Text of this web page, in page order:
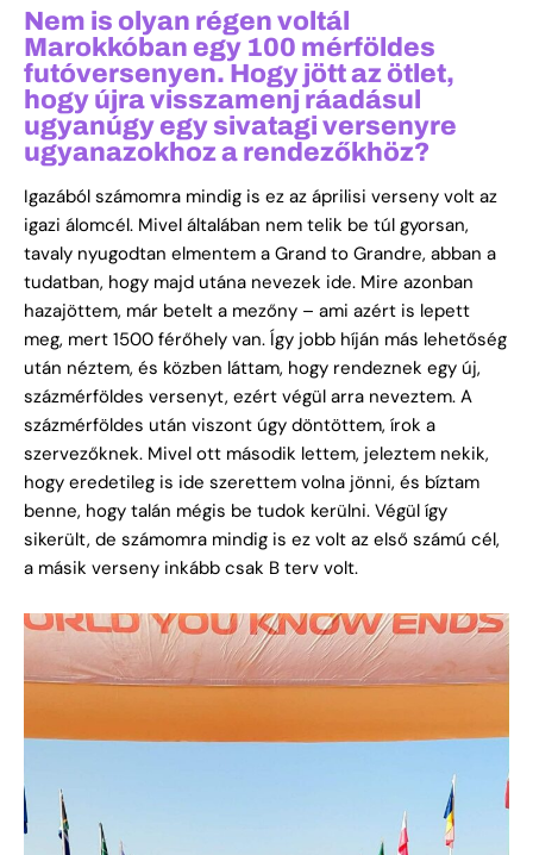
Nem is olyan régen voltál
Marokkóban egy 100 mérföldes
futóversenyen. Hogy jött az ötlet,
hogy újra visszamenj ráadásul
ugyanúgy egy sivatagi versenyre
ugyanazokhoz a rendezőkhöz?
Igazából számomra mindig is ez az áprilisi verseny volt az
igazi álomcél. Mivel általában nem telik be túl gyorsan,
tavaly nyugodtan elmentem a Grand to Grandre, abban a
tudatban, hogy majd utána nevezek ide. Mire azonban
hazajöttem, már betelt a mezőny – ami azért is lepett
meg, mert 1500 férőhely van. Így jobb híján más lehetőség
után néztem, és közben láttam, hogy rendeznek egy új,
százmérföldes versenyt, ezért végül arra neveztem. A
százmérföldes után viszont úgy döntöttem, írok a
szervezőknek. Mivel ott második lettem, jeleztem nekik,
hogy eredetileg is ide szerettem volna jönni, és bíztam
benne, hogy talán mégis be tudok kerülni. Végül így
sikerült, de számomra mindig is ez volt az első számú cél,
a másik verseny inkább csak B terv volt.